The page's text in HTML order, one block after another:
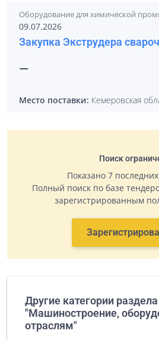
Оборудование для химической
09.07.2026
Закупка Экструдера
—
Место поставки: Кемеровская
Поиск
Показано 7
Полный поиск по базе
зарегистрированным
Другие категории раздела
"Машиностроение,
отраслям"